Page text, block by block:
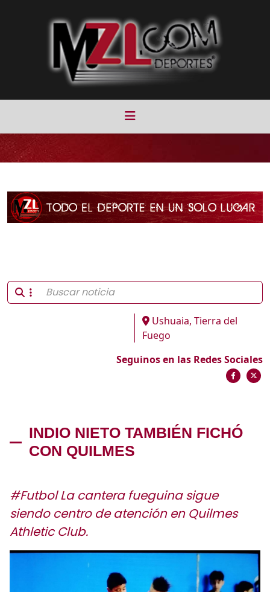
Ushuaia, Tierra del
Fuego
Seguinos en las Redes Sociales
INDIO NIETO TAMBIÉN FICHÓ
CON QUILMES
#Futbol La cantera fueguina sigue
siendo centro de atención en Quilmes
Athletic Club.